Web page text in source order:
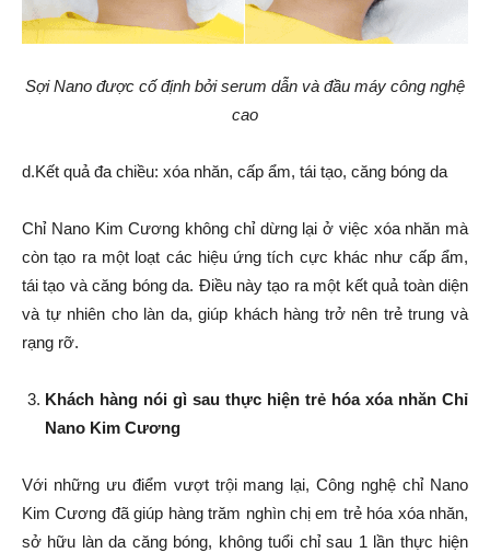
Sợi Nano được cố định bởi serum dẫn và đầu máy công nghệ
cao
d.Kết quả đa chiều: xóa nhăn, cấp ẩm, tái tạo, căng bóng da
Chỉ Nano Kim Cương không chỉ dừng lại ở việc xóa nhăn mà
còn tạo ra một loạt các hiệu ứng tích cực khác như cấp ẩm,
tái tạo và căng bóng da. Điều này tạo ra một kết quả toàn diện
và tự nhiên cho làn da, giúp khách hàng trở nên trẻ trung và
rạng rỡ.
Khách hàng nói gì sau thực hiện trẻ hóa xóa nhăn Chỉ
Nano Kim Cương
Với những ưu điểm vượt trội mang lại, Công nghệ chỉ Nano
Kim Cương đã giúp hàng trăm nghìn chị em trẻ hóa xóa nhăn,
sở hữu làn da căng bóng, không tuổi chỉ sau 1 lần thực hiện